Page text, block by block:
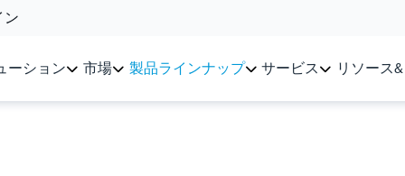
ン
ーション 市場 製品ラインナップ サービス リソース